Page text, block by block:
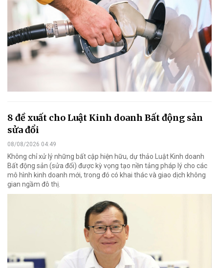
8 đề xuất cho Luật Kinh doanh Bất động sản
sửa đổi
08/08/2026 04:49
Không chỉ xử lý những bất cập hiện hữu, dự thảo Luật Kinh doanh
Bất động sản (sửa đổi) được kỳ vọng tạo nền tảng pháp lý cho các
mô hình kinh doanh mới, trong đó có khai thác và giao dịch không
gian ngầm đô thị.